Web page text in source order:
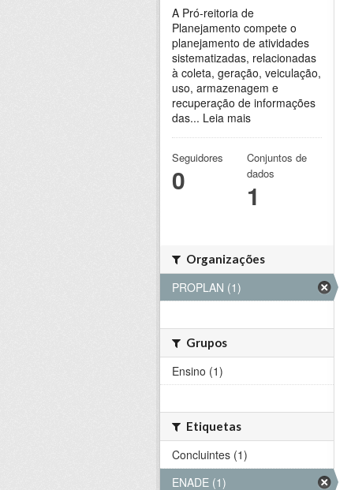
A Pró-reitoria de
Planejamento compete o
planejamento de atividades
sistematizadas, relacionadas
à coleta, geração, veiculação,
uso, armazenagem e
recuperação de informações
das... Leia mais
Seguidores
0
Conjuntos de
dados
1
Organizações
PROPLAN (1)
Grupos
Ensino (1)
Etiquetas
Concluintes (1)
ENADE (1)